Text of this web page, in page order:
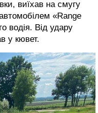
виїхав на смугу
автомобілем «Range
водія. Від удару
у кювет.